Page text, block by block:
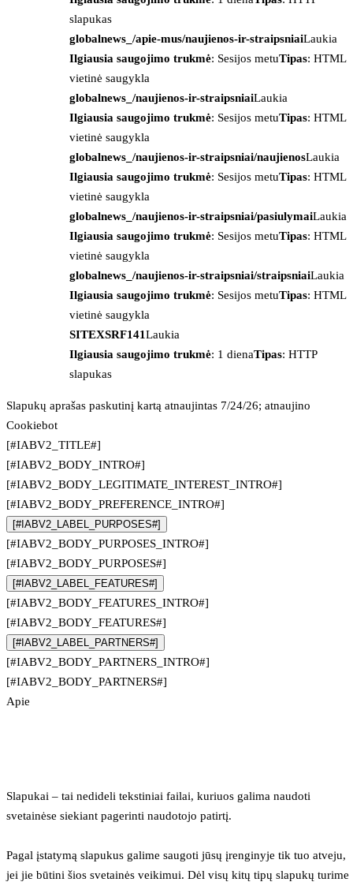
slapukas
globalnews_/apie-mus/naujienos-ir-straipsniaiLaukia
Ilgiausia saugojimo trukmė: Sesijos metuTipas: HTML
vietinė saugykla
globalnews_/naujienos-ir-straipsniaiLaukia
Ilgiausia saugojimo trukmė: Sesijos metuTipas: HTML
vietinė saugykla
globalnews_/naujienos-ir-straipsniai/naujienosLaukia
Ilgiausia saugojimo trukmė: Sesijos metuTipas: HTML
vietinė saugykla
globalnews_/naujienos-ir-straipsniai/pasiulymaiLaukia
Ilgiausia saugojimo trukmė: Sesijos metuTipas: HTML
vietinė saugykla
globalnews_/naujienos-ir-straipsniai/straipsniaiLaukia
Ilgiausia saugojimo trukmė: Sesijos metuTipas: HTML
vietinė saugykla
SITEXSRF141Laukia
Ilgiausia saugojimo trukmė: 1 dienaTipas: HTTP
slapukas
Slapukų aprašas paskutinį kartą atnaujintas 7/24/26; atnaujino
Cookiebot
[#IABV2_TITLE#]
[#IABV2_BODY_INTRO#]
[#IABV2_BODY_LEGITIMATE_INTEREST_INTRO#]
[#IABV2_BODY_PREFERENCE_INTRO#]
[#IABV2_LABEL_PURPOSES#]
[#IABV2_BODY_PURPOSES_INTRO#]
[#IABV2_BODY_PURPOSES#]
[#IABV2_LABEL_FEATURES#]
[#IABV2_BODY_FEATURES_INTRO#]
[#IABV2_BODY_FEATURES#]
[#IABV2_LABEL_PARTNERS#]
[#IABV2_BODY_PARTNERS_INTRO#]
[#IABV2_BODY_PARTNERS#]
Apie
Slapukai – tai nedideli tekstiniai failai, kuriuos galima naudoti
svetainėse siekiant pagerinti naudotojo patirtį.
Pagal įstatymą slapukus galime saugoti jūsų įrenginyje tik tuo atveju,
jei jie būtini šios svetainės veikimui. Dėl visų kitų tipų slapukų turime